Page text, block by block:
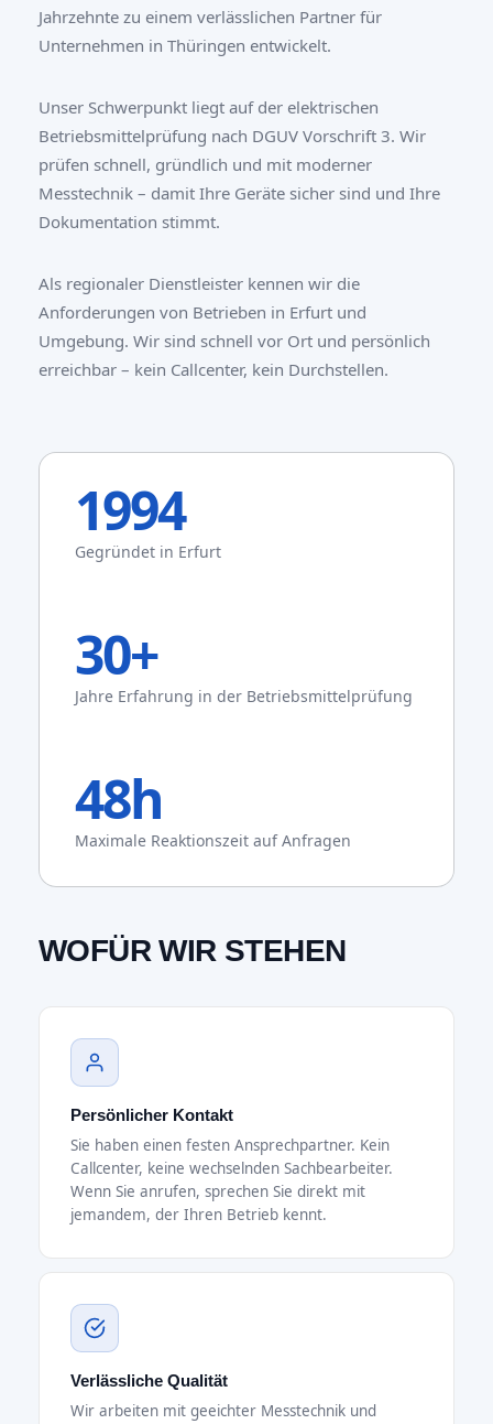
Jahrzehnte zu einem verlässlichen Partner für
Unternehmen in Thüringen entwickelt.
Unser Schwerpunkt liegt auf der elektrischen
Betriebsmittelprüfung nach DGUV Vorschrift 3. Wir
prüfen schnell, gründlich und mit moderner
Messtechnik – damit Ihre Geräte sicher sind und Ihre
Dokumentation stimmt.
Als regionaler Dienstleister kennen wir die
Anforderungen von Betrieben in Erfurt und
Umgebung. Wir sind schnell vor Ort und persönlich
erreichbar – kein Callcenter, kein Durchstellen.
1994
Gegründet in Erfurt
30+
Jahre Erfahrung in der Betriebsmittelprüfung
48h
Maximale Reaktionszeit auf Anfragen
WOFÜR WIR STEHEN
Persönlicher Kontakt
Sie haben einen festen Ansprechpartner. Kein
Callcenter, keine wechselnden Sachbearbeiter.
Wenn Sie anrufen, sprechen Sie direkt mit
jemandem, der Ihren Betrieb kennt.
Verlässliche Qualität
Wir arbeiten mit geeichter Messtechnik und